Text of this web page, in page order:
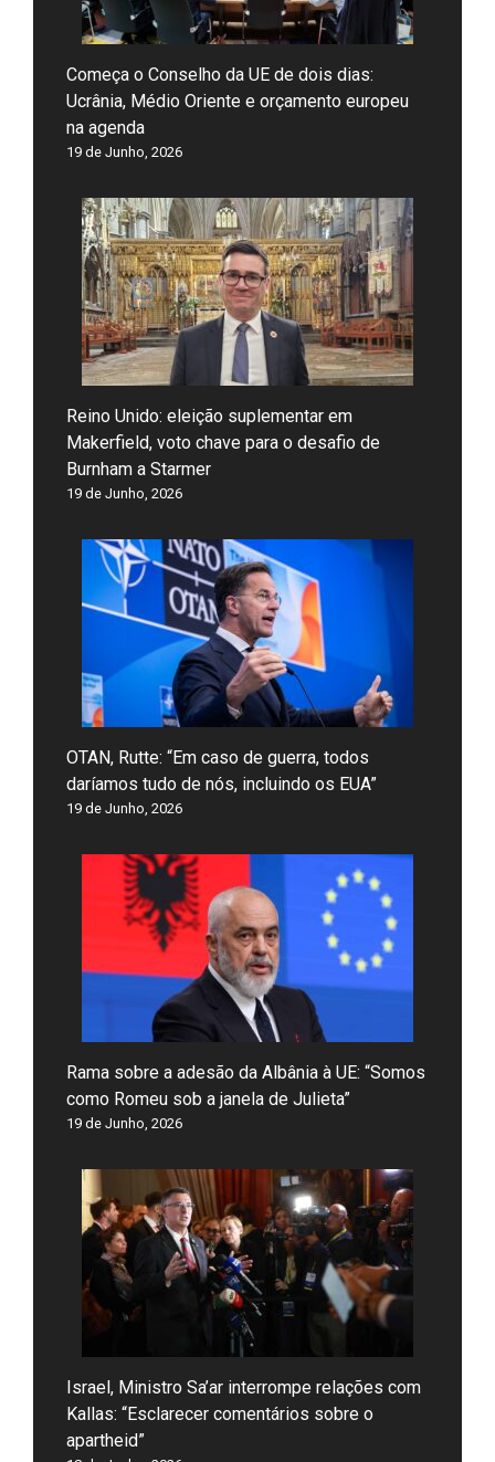
Começa o Conselho da UE de dois dias:
Ucrânia, Médio Oriente e orçamento europeu
na agenda
19 de Junho, 2026
Reino Unido: eleição suplementar em
Makerfield, voto chave para o desafio de
Burnham a Starmer
19 de Junho, 2026
OTAN, Rutte: “Em caso de guerra, todos
daríamos tudo de nós, incluindo os EUA”
19 de Junho, 2026
Rama sobre a adesão da Albânia à UE: “Somos
como Romeu sob a janela de Julieta”
19 de Junho, 2026
Israel, Ministro Sa’ar interrompe relações com
Kallas: “Esclarecer comentários sobre o
apartheid”